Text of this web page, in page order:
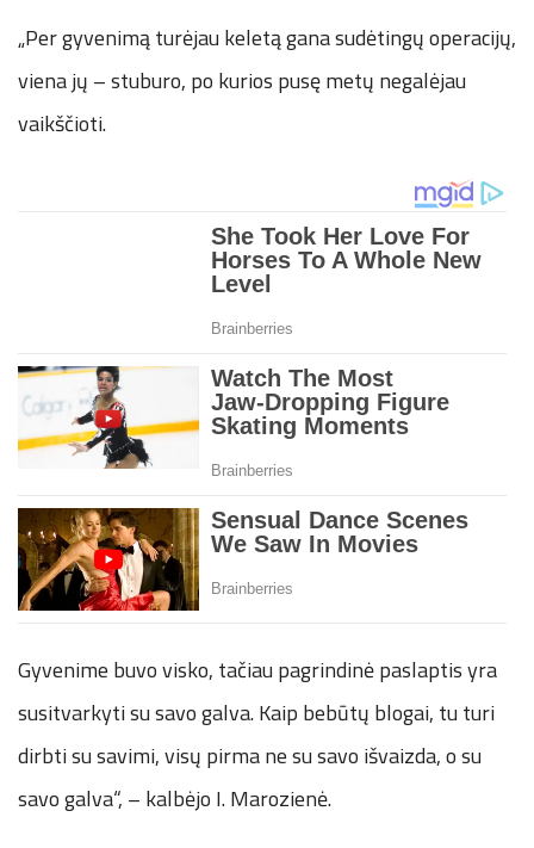
„Per gyvenimą turėjau keletą gana sudėtingų operacijų,
viena jų – stuburo, po kurios pusę metų negalėjau
vaikščioti.
Gyvenime buvo visko, tačiau pagrindinė paslaptis yra
susitvarkyti su savo galva. Kaip bebūtų blogai, tu turi
dirbti su savimi, visų pirma ne su savo išvaizda, o su
savo galva“, – kalbėjo I. Marozienė.